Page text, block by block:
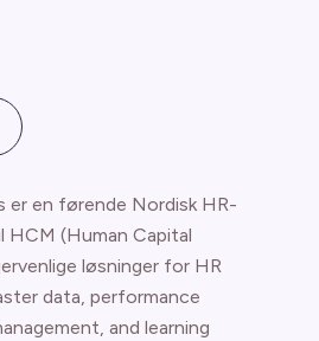
er en førende Nordisk HR-
(Human Capital
løsninger for HR
data, performance
and learning